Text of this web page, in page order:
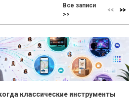
Все записи
>>
классические инструменты